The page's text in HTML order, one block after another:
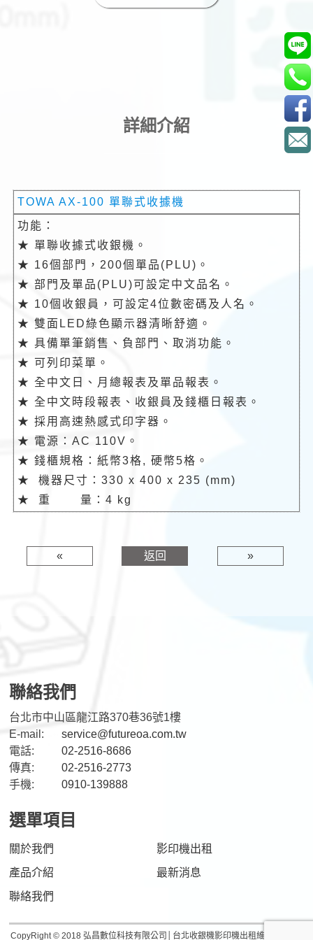
詳細介紹
TOWA AX-100 單聯式收據機
功能：
★ 單聯收據式收銀機。
★ 16個部門，200個單品(PLU)。
★ 部門及單品(PLU)可設定中文品名。
★ 10個收銀員，可設定4位數密碼及人名。
★ 雙面LED綠色顯示器清晰舒適。
★ 具備單筆銷售、負部門、取消功能。
★ 可列印菜單。
★ 全中文日、月總報表及單品報表。
★ 全中文時段報表、收銀員及錢櫃日報表。
★ 採用高速熱感式印字器。
★ 電源：AC 110V。
★ 錢櫃規格：紙幣3格, 硬幣5格。
★ 機器尺寸：330 x 400 x 235 (mm)
★ 重 量：4 kg
« 返回 »
聯絡我們
台北市中山區龍江路370巷36號1樓
E-mail:
service@futureoa.com.tw
電話:
02-2516-8686
傳真:
02-2516-2773
手機:
0910-139888
選單項目
關於我們
影印機出租
產品介紹
最新消息
聯絡我們
CopyRight © 2018 弘昌數位科技有限公司│台北收銀機影印機出租維修 Design